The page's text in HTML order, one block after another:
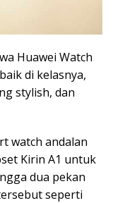
Huawei Watch
di kelasnya,
stylish, dan
watch andalan
Kirin A1 untuk
dua pekan
seperti